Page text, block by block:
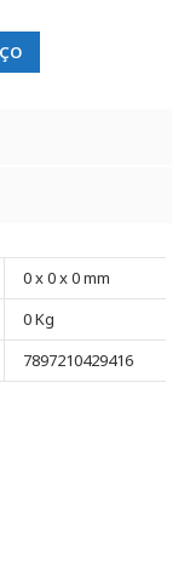
0 x 0 x 0 mm
0 Kg
7897210429416